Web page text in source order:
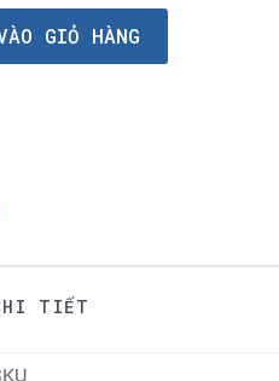
THÊM VÀO GIỎ HÀNG
TIẾT